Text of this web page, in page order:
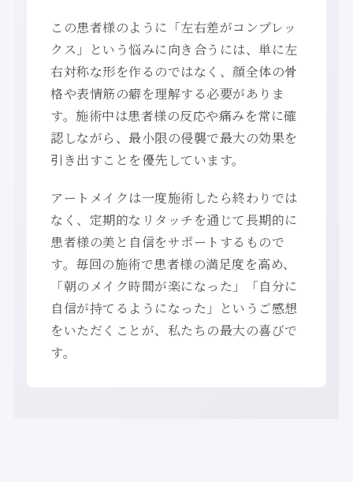
この患者様のように「左右差がコンプレッ
クス」という悩みに向き合うには、単に左
右対称な形を作るのではなく、顔全体の骨
格や表情筋の癖を理解する必要がありま
す。施術中は患者様の反応や痛みを常に確
認しながら、最小限の侵襲で最大の効果を
引き出すことを優先しています。
アートメイクは一度施術したら終わりでは
なく、定期的なリタッチを通じて長期的に
患者様の美と自信をサポートするもので
す。毎回の施術で患者様の満足度を高め、
「朝のメイク時間が楽になった」「自分に
自信が持てるようになった」というご感想
をいただくことが、私たちの最大の喜びで
す。